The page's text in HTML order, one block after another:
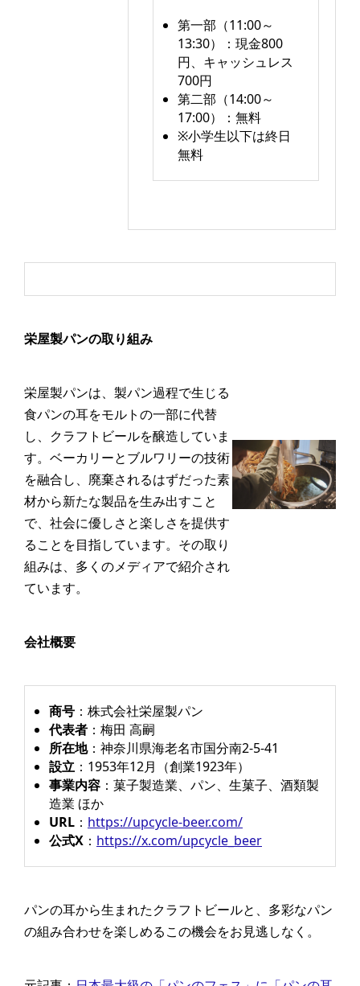
第一部（11:00～
13:30）：現金800
円、キャッシュレス
700円​
第二部（14:00～
17:00）：無料​
※小学生以下は終日
無料​
栄屋製パンの取り組み
栄屋製パンは、製パン過程で生じる
食パンの耳をモルトの一部に代替
し、クラフトビールを醸造していま
す。​ベーカリーとブルワリーの技術
を融合し、廃棄されるはずだった素
材から新たな製品を生み出すこと
で、社会に優しさと楽しさを提供す
ることを目指しています。​その取り
組みは、多くのメディアで紹介され
ています。
会社概要
商号 ：​株式会社栄屋製パン​
代表者 ：​梅田 高嗣​
所在地：​神奈川県海老名市国分南2-5-41​
設立 ：​1953年12月（創業1923年）​
事業内容 ：​菓子製造業、パン、生菓子、酒類製
造業 ほか​
URL ：​ https://upcycle-beer.com/
公式X ： https://x.com/upcycle_beer
パンの耳から生まれたクラフトビールと、多彩なパン
の組み合わせを楽しめるこの機会をお見逃しなく。​